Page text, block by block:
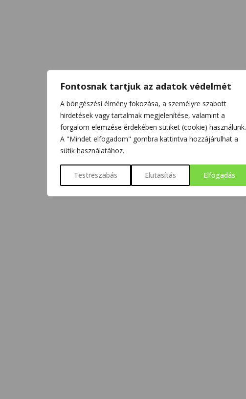
Fontosnak tartjuk az adatok védelmét
A böngészési élmény fokozása, a személyre szabott
hirdetések vagy tartalmak megjelenítése, valamint a
forgalom elemzése érdekében sütiket (cookie) használunk.
A "Mindet elfogadom" gombra kattintva hozzájárulhat a
sütik használatához.
Testreszabás Elutasítás Elfogadás